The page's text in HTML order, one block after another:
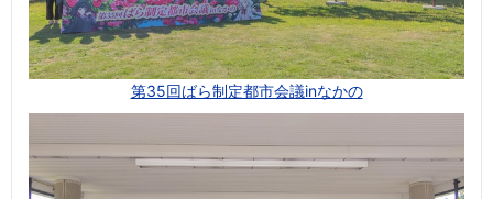
第35回ばら制定都市会議inなかの